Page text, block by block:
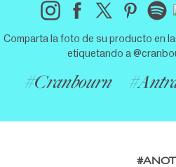
Comparta la foto de su producto en
etiquetando a
#Cranbourn